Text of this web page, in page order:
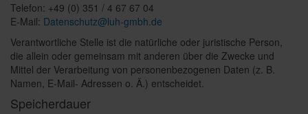
Telefon: +49 (0) 351 / 4 67 67 04
E-Mail: Datenschutz@luh-gmbh.de
Verantwortliche Stelle ist die natürliche oder juristische Person,
die allein oder gemeinsam mit anderen über die Zwecke und
Mittel der Verarbeitung von personenbezogenen Daten (z. B.
Namen, E-Mail- Adressen o. Ä.) entscheidet.
Speicherdauer